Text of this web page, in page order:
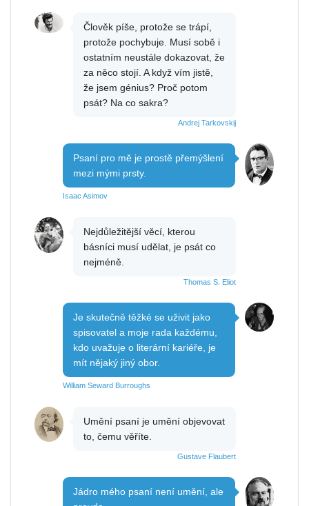
Člověk píše, protože se trápí,
protože pochybuje. Musí sobě i
ostatním neustále dokazovat, že
za něco stojí. A když vím jistě,
že jsem génius? Proč potom
psát? Na co sakra?
Andrej Tarkovskij
Psaní pro mě je prostě přemýšlení
mezi mými prsty.
Isaac Asimov
Nejdůležitější věcí, kterou
básníci musí udělat, je psát co
nejméně.
Thomas S. Eliot
Je skutečně těžké se uživit jako
spisovatel a moje rada každému,
kdo uvažuje o literární kariéře, je
mít nějaký jiný obor.
William Seward Burroughs
Umění psaní je umění objevovat
to, čemu věříte.
Gustave Flaubert
Jádro mého psaní není umění, ale